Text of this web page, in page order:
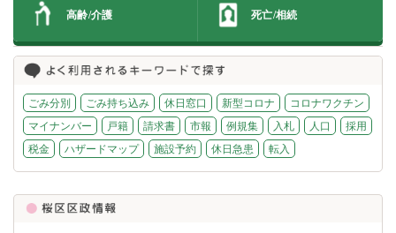
高齢/介護 死亡/相続
ごみ分別 ごみ持ち込み 休日窓口 新型コロナ
コロナワクチン
マイナンバー
戸籍 請求書 市報 例規集 入札 人口
採用
税金
ハザードマップ 施設予約 休日急患 転入